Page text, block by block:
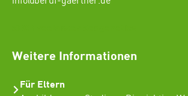
Weitere Informationen
Für Eltern